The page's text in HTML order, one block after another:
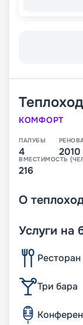
Теплоход
КОМФОРТ
ПАЛУБЫ
4 2010
ВМЕСТИМОСТЬ
216
О
Услуги на
Ресторан
Три бара